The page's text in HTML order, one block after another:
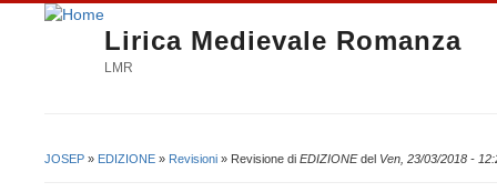
Lirica Medievale Romanza
LMR
JOSEP » EDIZIONE » Revisioni » Revisione di EDIZIONEdel Ven, 23/03/2018 -